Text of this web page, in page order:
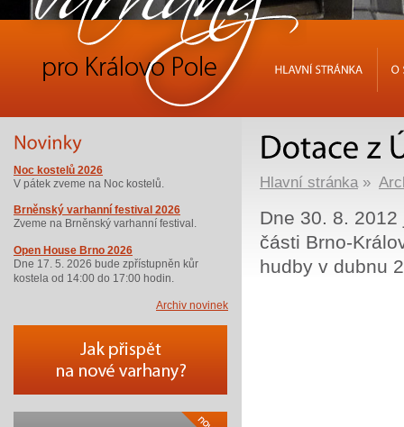
Hlavní stránka»
Dne 30. 8.
části Brno-
hudby v dubnu
Noc kostelů 2026
V pátek zveme na Noc kostelů.
Brněnský varhanní festival 2026
Zveme na Brněnský varhanní festival.
Open House Brno 2026
Dne 17. 5. 2026 bude zpřístupněn kůr
kostela od 14:00 do 17:00 hodin.
Archiv novinek